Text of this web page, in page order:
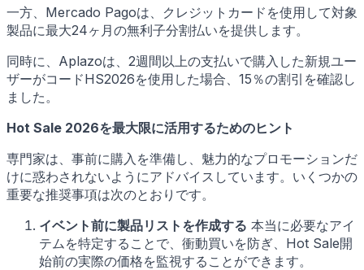
一方、Mercado Pagoは、クレジットカードを使用して対象
製品に最大24ヶ月の無利子分割払いを提供します。
同時に、Aplazoは、2週間以上の支払いで購入した新規ユー
ザーがコードHS2026を使用した場合、15％の割引を確認し
ました。
Hot Sale 2026を最大限に活用するためのヒント
専門家は、事前に購入を準備し、魅力的なプロモーションだ
けに惑わされないようにアドバイスしています。いくつかの
重要な推奨事項は次のとおりです。
イベント前に製品リストを作成する 本当に必要なアイ
テムを特定することで、衝動買いを防ぎ、Hot Sale開
始前の実際の価格を監視することができます。